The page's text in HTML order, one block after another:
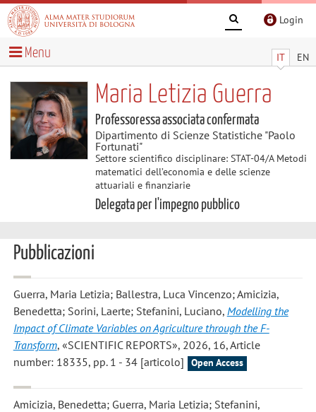
Login
IT EN
Menu
Maria Letizia Guerra
Professoressa associata confermata
Dipartimento di Scienze Statistiche "Paolo
Fortunati"
Settore scientifico disciplinare: STAT-04/A Metodi
matematici dell’economia e delle scienze
attuariali e finanziarie
Delegata per l'impegno pubblico
Pubblicazioni
Guerra, Maria Letizia; Ballestra, Luca Vincenzo; Amicizia,
Benedetta; Sorini, Laerte; Stefanini, Luciano, Modelling the
Impact of Climate Variables on Agriculture through the F-
Transform, «SCIENTIFIC REPORTS», 2026, 16, Article
number: 18335, pp. 1 - 34 [articolo]
Open Access
Amicizia, Benedetta; Guerra, Maria Letizia; Stefanini,